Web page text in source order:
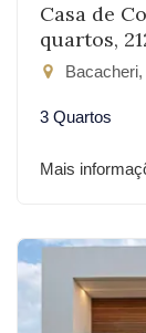
Casa de
quartos,
3 Quartos
Mais